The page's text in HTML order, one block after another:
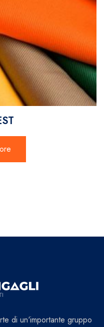
di un‘importante gruppo